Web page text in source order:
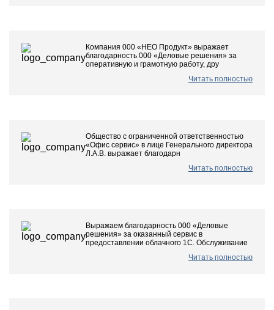
Компания 000 «НЕО Продукт» выражает
благодарность 000 «Деловые решения» за
оперативную и грамотную работу, дру
Читать полностью
Общество с ограниченной ответственностью
«Офис сервис» в лице Генерального директора
Л.А.В. выражает благодарн
Читать полностью
Выражаем благодарность 000 «Деловые
решения» за оказанный сервис в
предоставлении облачного 1С. Обслуживание
Читать полностью